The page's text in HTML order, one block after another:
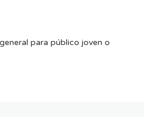
para público joven o